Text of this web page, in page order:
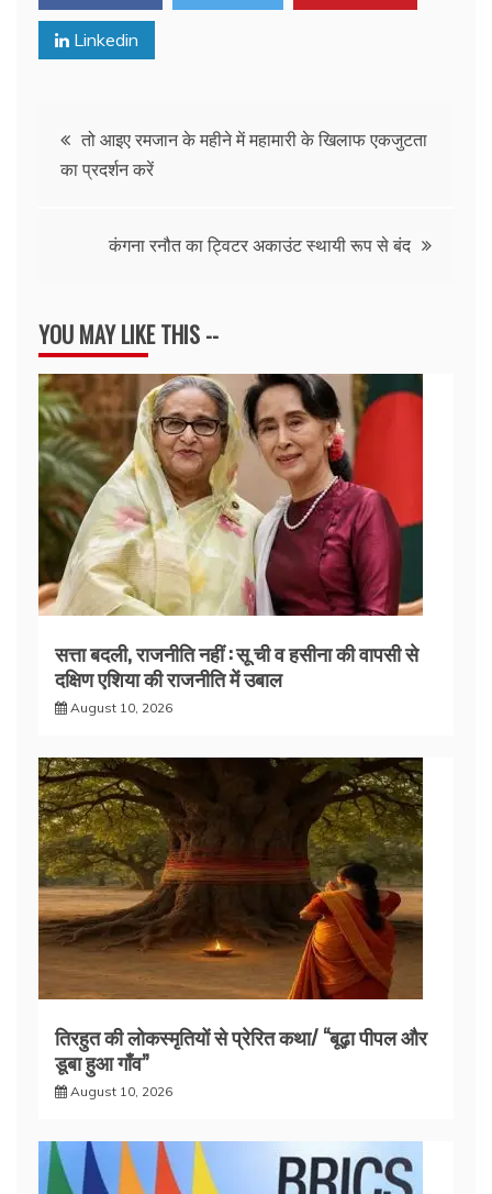
Linkedin
Post
navigation
तो आइए रमजान के महीने में महामारी के खिलाफ एकजुटता
का प्रदर्शन करें
कंगना रनौत का ट्विटर अकाउंट स्थायी रूप से बंद
YOU MAY LIKE THIS --
सत्ता बदली, राजनीति नहीं : सू ची व हसीना की वापसी से
दक्षिण एशिया की राजनीति में उबाल
August 10, 2026
तिरहुत की लोकस्मृतियों से प्रेरित कथा/ ‘‘बूढ़ा पीपल और
डूबा हुआ गाँव’’
August 10, 2026